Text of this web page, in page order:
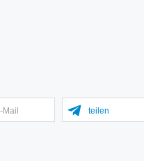
Mail teilen